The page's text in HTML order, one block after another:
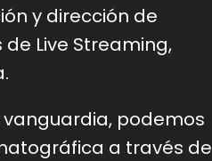
y dirección de
Live Streaming,
podemos
a través de